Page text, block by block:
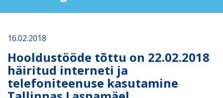
16.02.2018
Hooldustööde tõttu on 22.02.2018
häiritud interneti ja
telefoniteenuse kasutamine